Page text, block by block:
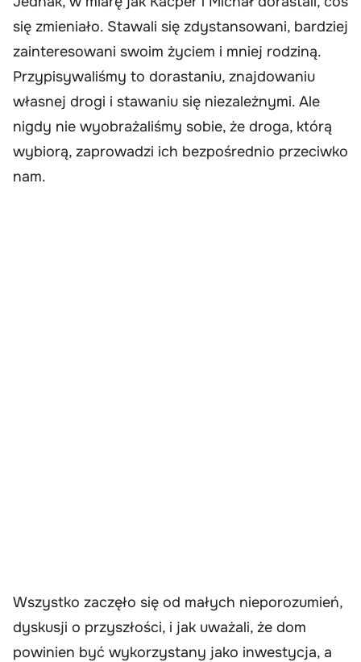
się zmieniało. Stawali się zdystansowani, bardziej
zainteresowani swoim życiem i mniej rodziną.
Przypisywaliśmy to dorastaniu, znajdowaniu
własnej drogi i stawaniu się niezależnymi. Ale
nigdy nie wyobrażaliśmy sobie, że droga, którą
wybiorą, zaprowadzi ich bezpośrednio przeciwko
nam.
Wszystko zaczęło się od małych nieporozumień,
dyskusji o przyszłości, i jak uważali, że dom
powinien być wykorzystany jako inwestycja, a